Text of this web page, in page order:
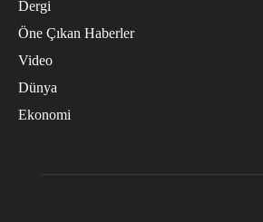
Dergi
Öne Çıkan Haberler
Video
Dünya
Ekonomi